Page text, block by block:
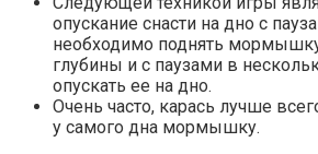
опускание снасти на дно с
необходимо поднять
глубины и с паузами в
опускать ее на дно.
Очень часто, карась лучше
у самого дна мормышку.